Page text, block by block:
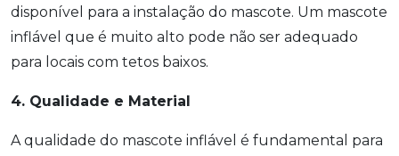
disponível para a instalação do mascote. Um mascote
inflável que é muito alto pode não ser adequado
para locais com tetos baixos.
4. Qualidade e Material
A qualidade do mascote inflável é fundamental para